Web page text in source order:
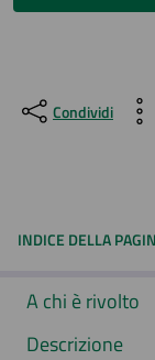
Condividi
INDICE DELLA
A chi è rivolto
Descrizione